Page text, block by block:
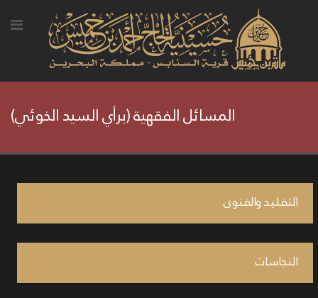
المسائل الفقهية (برأي السيد الخوئي)
التقليد والفتوى
النجاسات